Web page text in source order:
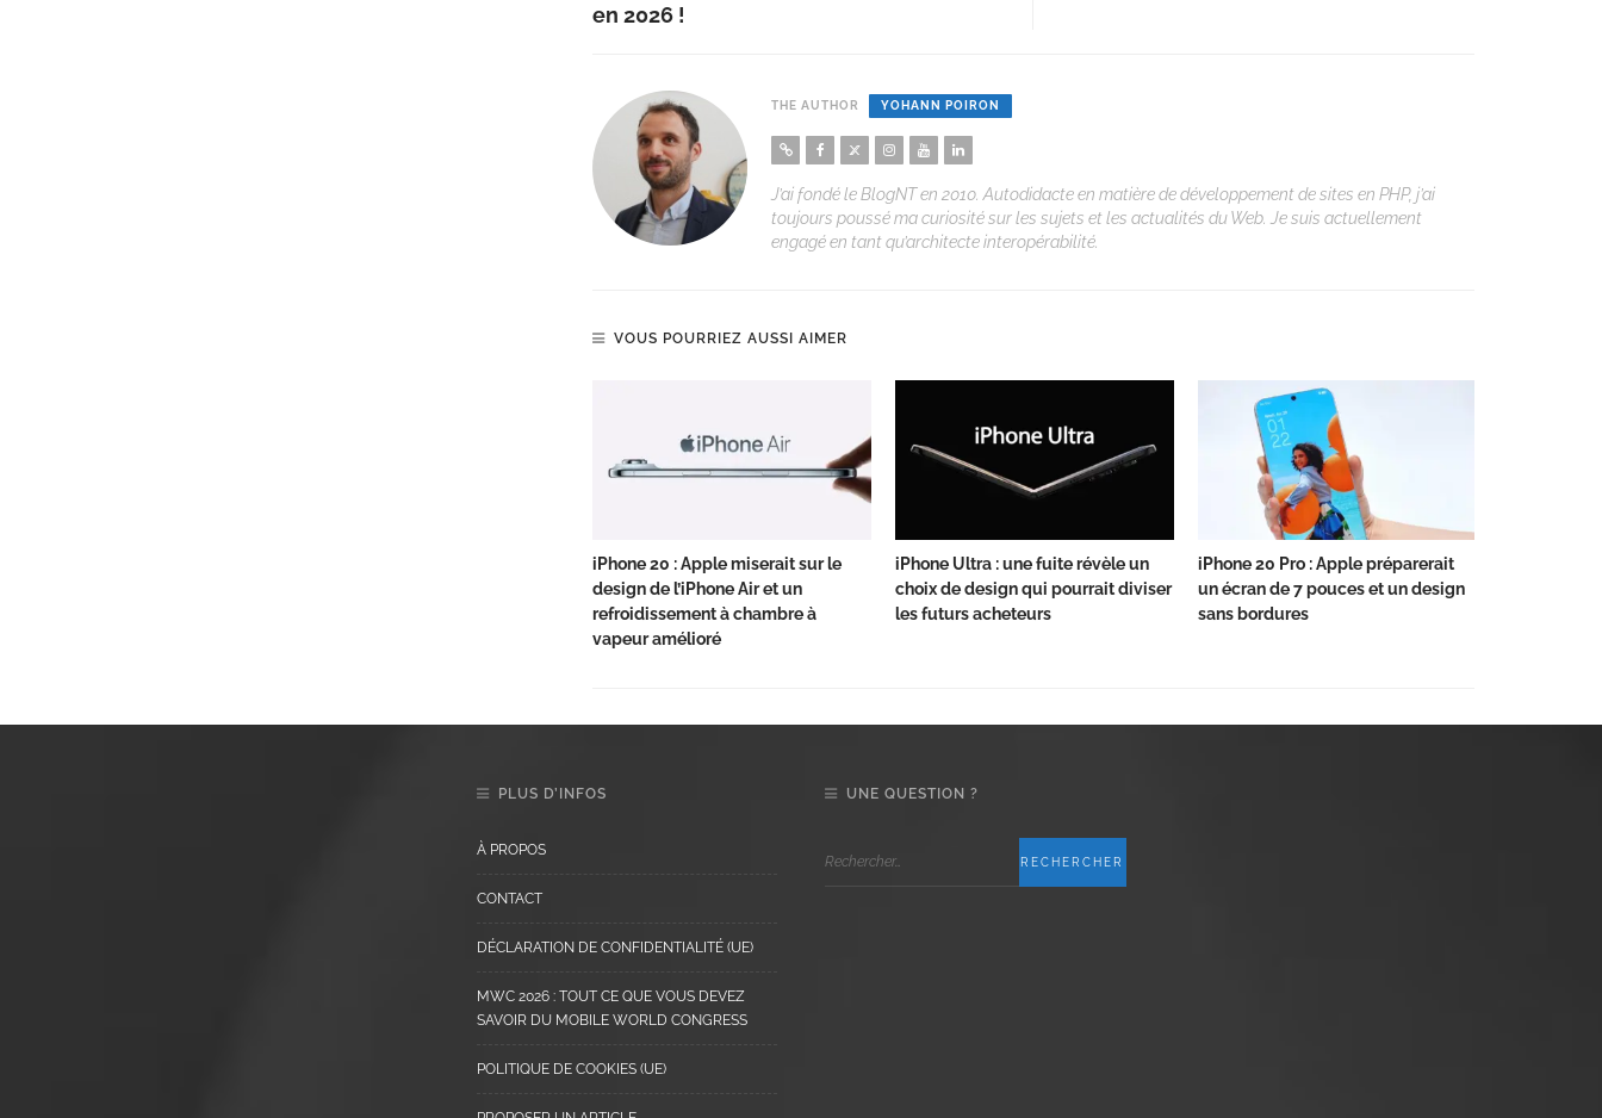
en 2026 !
THE AUTHOR YOHANN POIRON
J’ai fondé le BlogNT en 2010. Autodidacte en matière de développement de sites en PHP, j’ai
toujours poussé ma curiosité sur les sujets et les actualités du Web. Je suis actuellement
engagé en tant qu’architecte interopérabilité.
VOUS POURRIEZ AUSSI AIMER
iPhone 20 : Apple miserait sur le
design de l’iPhone Air et un
refroidissement à chambre à
vapeur amélioré
iPhone Ultra : une fuite révèle un
choix de design qui pourrait diviser
les futurs acheteurs
iPhone 20 Pro : Apple préparerait
un écran de 7 pouces et un design
sans bordures
PLUS D’INFOS
À PROPOS
CONTACT
DÉCLARATION DE CONFIDENTIALITÉ (UE)
MWC 2026 : TOUT CE QUE VOUS DEVEZ
SAVOIR DU MOBILE WORLD CONGRESS
POLITIQUE DE COOKIES (UE)
UNE QUESTION ?